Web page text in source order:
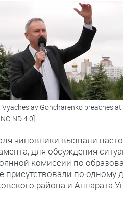
Goncharenko preaches
ND 4.0]
чиновники вызвали
для обсуждения
комиссии по
присутствовали по
района и Аппарата